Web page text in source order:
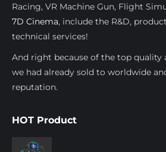
Racing, VR Machine Gun, Flight
7D Cinema, include the R&D,
technical services!
And right because of the top quality
we had already sold to worldwide
reputation.
HOT Product